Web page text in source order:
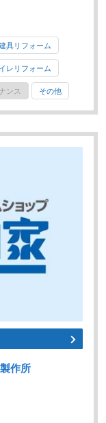
具リフォーム
レリフォーム
ンス その他
作所